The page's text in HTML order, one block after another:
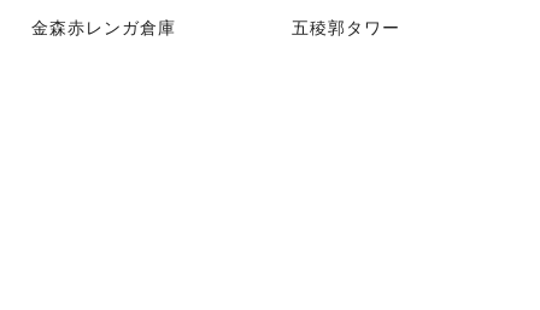
金森赤レンガ倉庫 五稜郭タワー